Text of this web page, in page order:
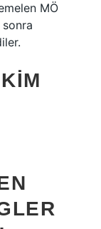
MÖ